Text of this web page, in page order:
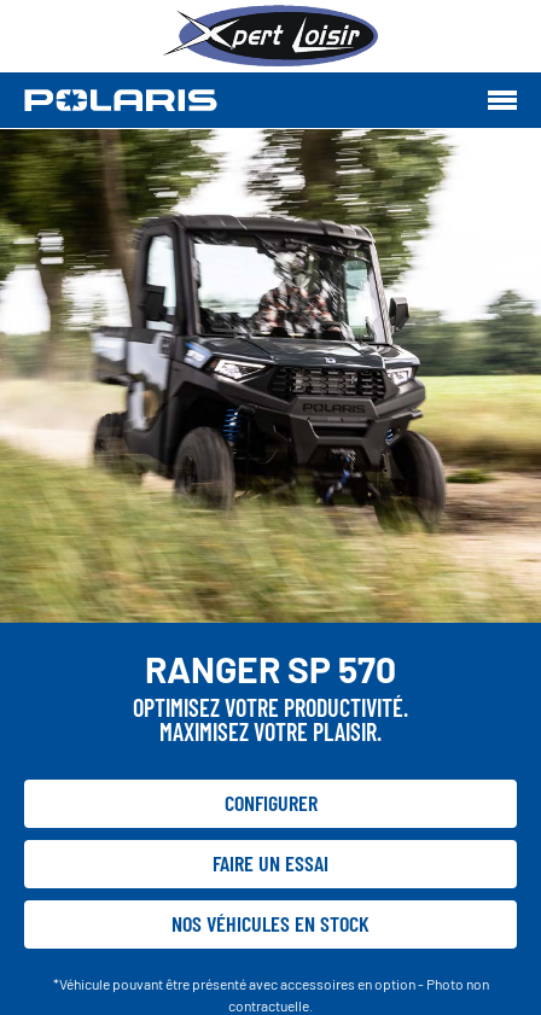
RANGER SP 570
OPTIMISEZ VOTRE PRODUCTIVITÉ.
MAXIMISEZ VOTRE PLAISIR.
CONFIGURER
FAIRE UN ESSAI
NOS VÉHICULES EN STOCK
*Véhicule pouvant être présenté avec accessoires en option - Photo non
contractuelle.